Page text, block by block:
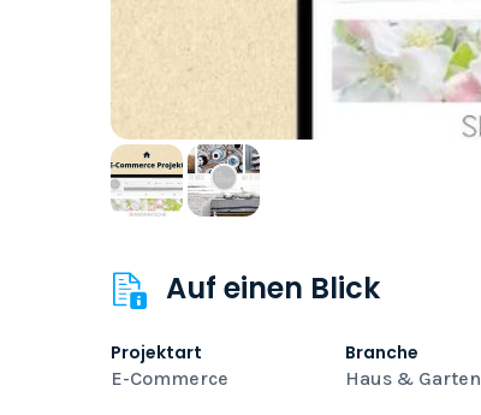
Auf einen Blick
Projektart
E-Commerce
Branche
Haus & Garten